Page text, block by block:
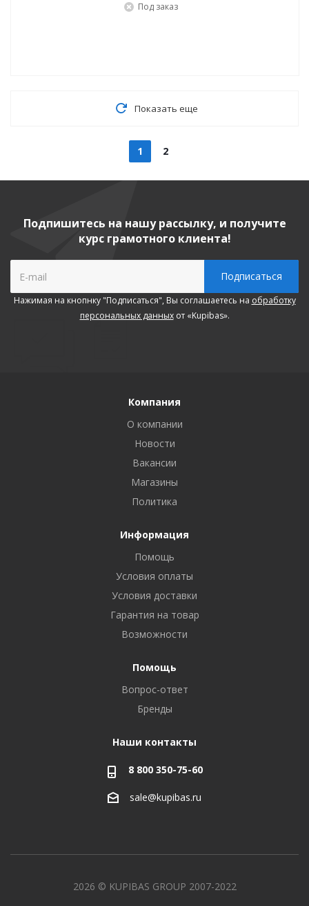
Под заказ
Показать еще
1 2
Подпишитесь на нашу рассылку, и получите
курс грамотного клиента!
Нажимая на кнопнку "Подписаться", Вы соглашаетесь на обработку
персональных данныхот «Kupibas».
Компания
О компании
Новости
Вакансии
Магазины
Политика
Информация
Помощь
Условия оплаты
Условия доставки
Гарантия на товар
Возможности
Помощь
Вопрос-ответ
Бренды
Наши контакты
8 800 350-75-60
sale@kupibas.ru
2026 © KUPIBAS GROUP 2007-2022